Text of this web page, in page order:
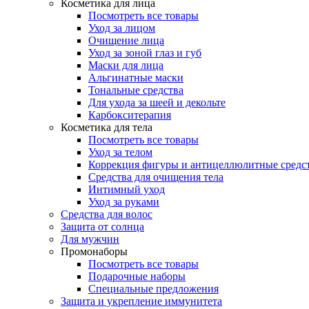
Косметика для лица
Посмотреть все товары
Уход за лицом
Очищение лица
Уход за зоной глаз и губ
Маски для лица
Альгинатные маски
Тональные средства
Для ухода за шеей и декольте
Карбокситерапия
Косметика для тела
Посмотреть все товары
Уход за телом
Коррекция фигуры и антицеллюлитные
Средства для очищения тела
Интимный уход
Уход за руками
Средства для волос
Защита от солнца
Для мужчин
Промонаборы
Посмотреть все товары
Подарочные наборы
Специальные предложения
Защита и укрепление иммунитета